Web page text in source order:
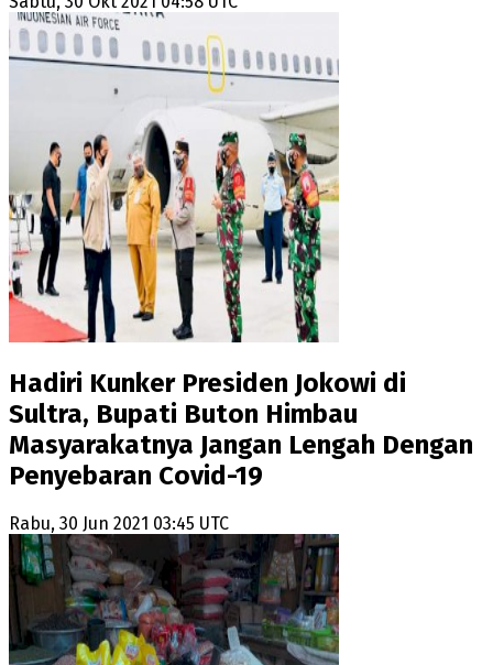
Hadiri Kunker Presiden Jokowi di
Sultra, Bupati Buton Himbau
Masyarakatnya Jangan Lengah Dengan
Penyebaran Covid-19
Rabu, 30 Jun 2021 03:45 UTC